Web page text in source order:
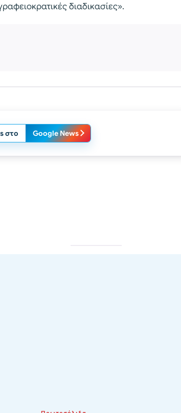
διαδικασίες».
στο Google News